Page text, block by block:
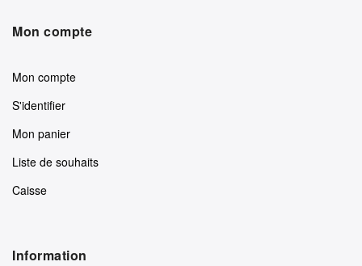
Mon compte
Mon compte
S'identifier
Mon panier
Liste de souhaits
Caisse
Information